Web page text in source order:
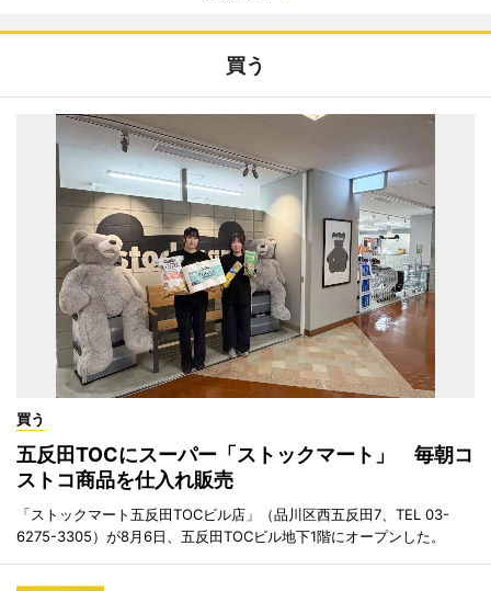
買う
買う
五反田TOCにスーパー「ストックマート」 毎朝コ
ストコ商品を仕入れ販売
「ストックマート五反田TOCビル店」（品川区西五反田7、TEL 03-
6275-3305）が8月6日、五反田TOCビル地下1階にオープンした。